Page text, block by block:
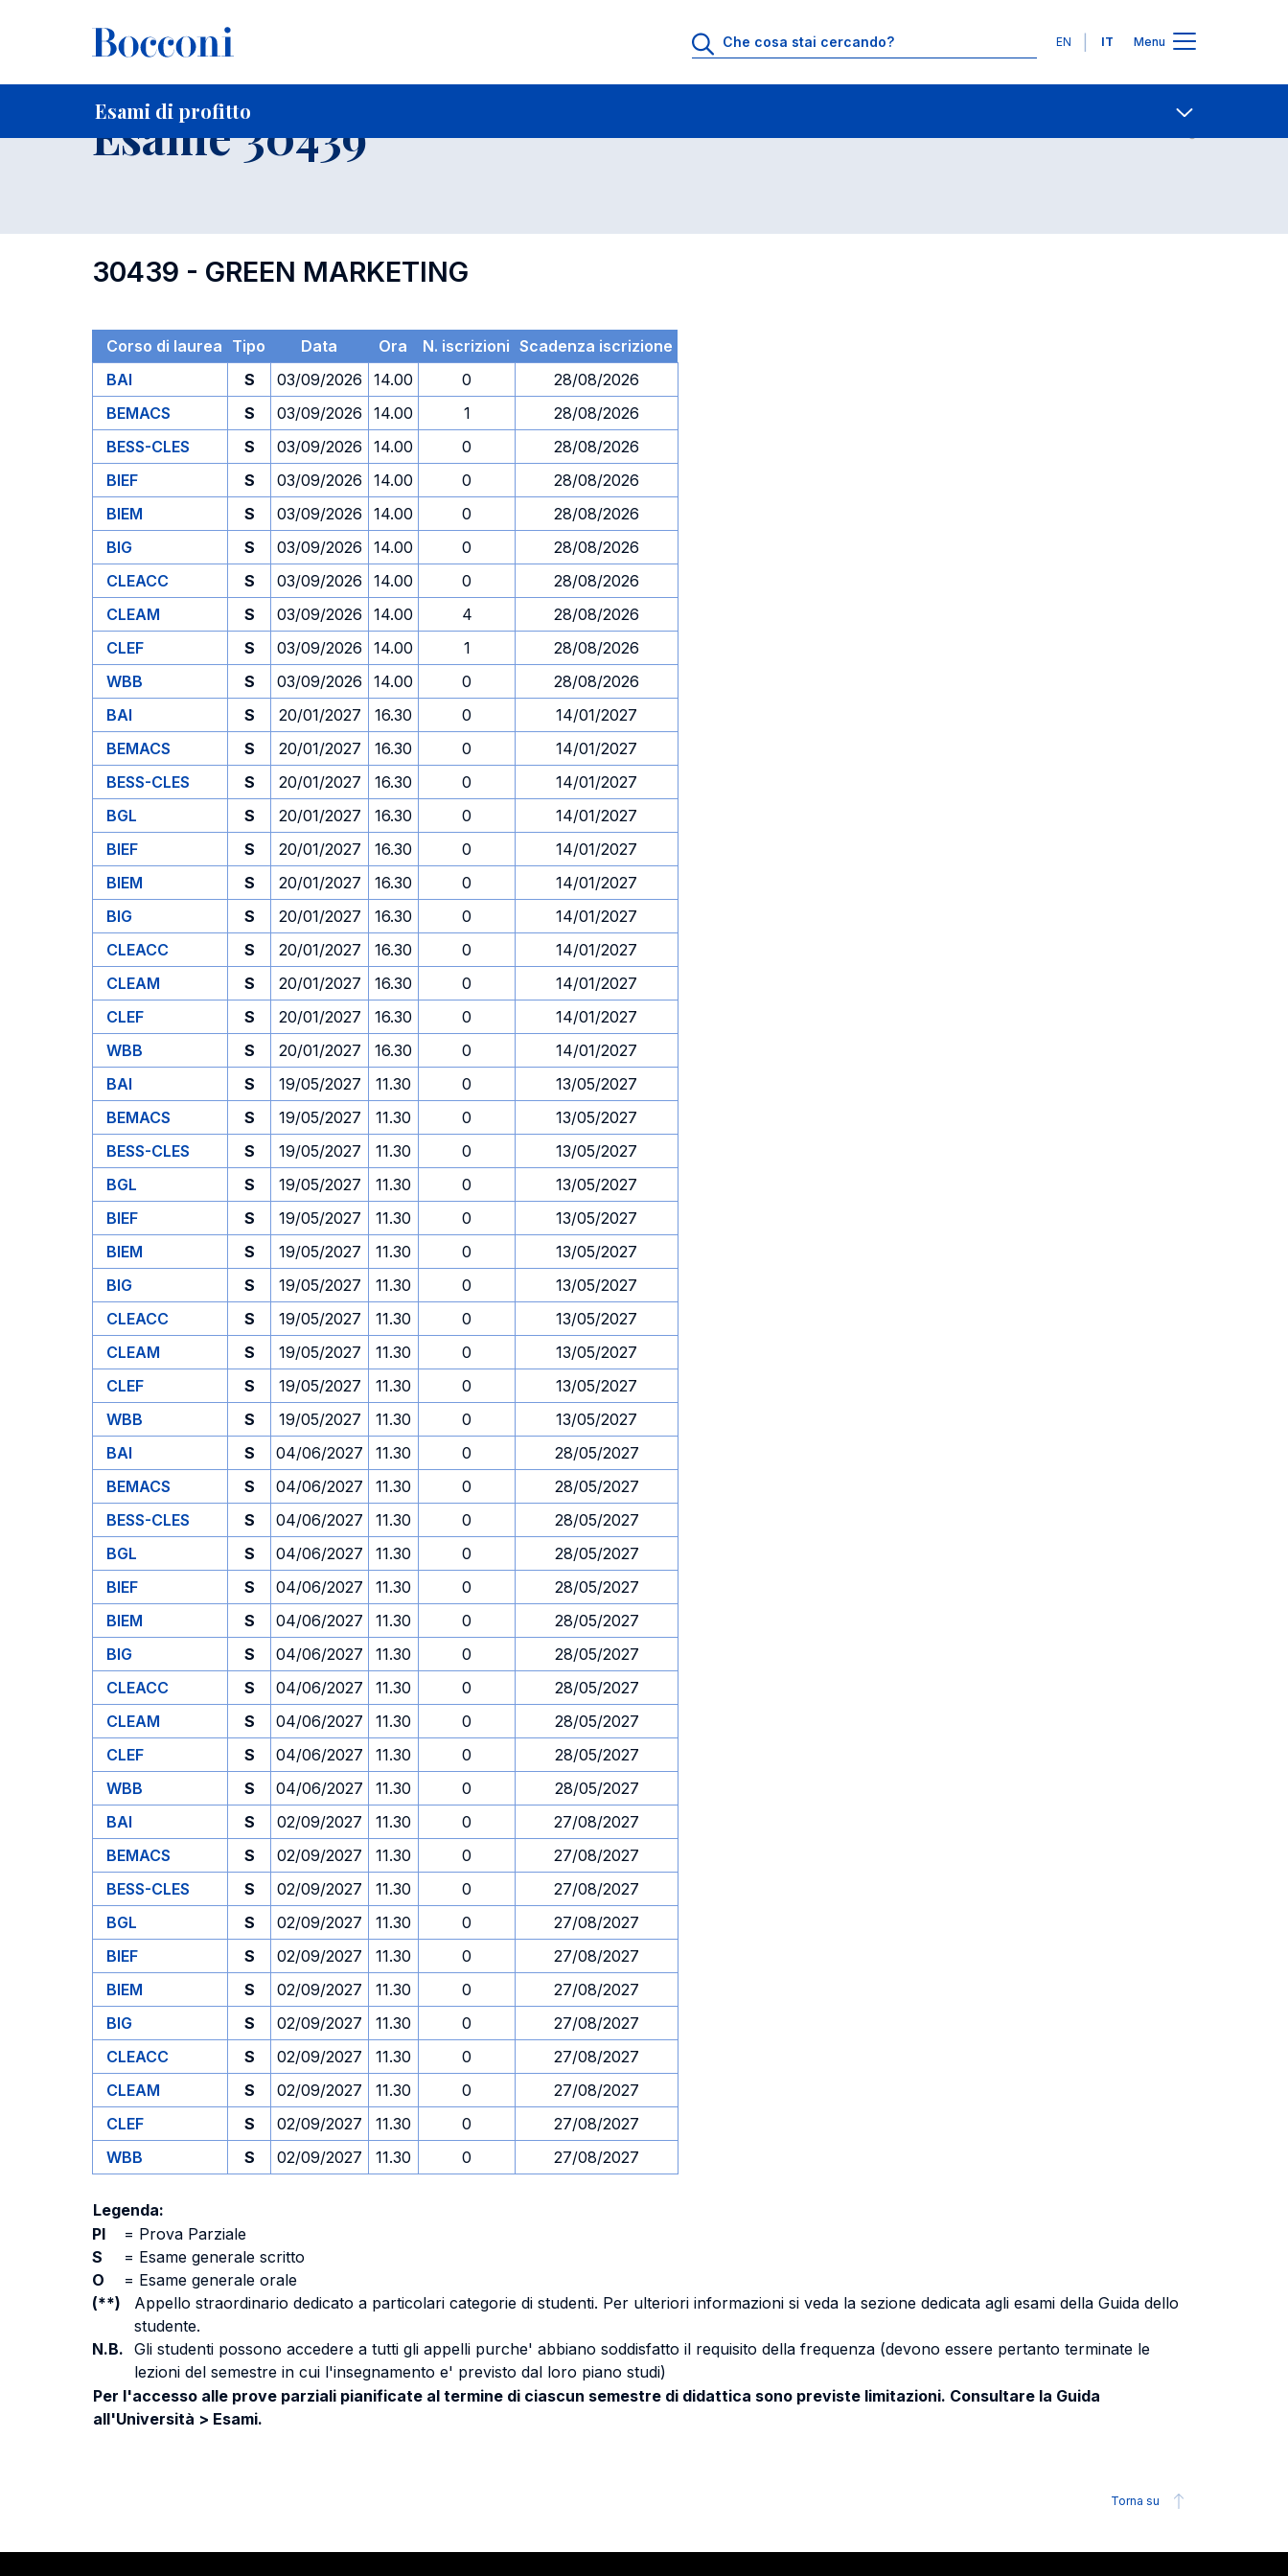
Lingue
EN IT Menu
Esami di profitto
Home Per studenti iscritti Contatti
Esame 30439
30439 - GREEN MARKETING
Corso di laurea Tipo Data Ora N. iscrizioni Scadenza iscrizione
BAI
S 03/09/2026 14.00 0
28/08/2026
BEMACS
S 03/09/2026 14.00 1
28/08/2026
BESS-CLES
S 03/09/2026 14.00 0
28/08/2026
BIEF
S 03/09/2026 14.00 0
28/08/2026
BIEM
S 03/09/2026 14.00 0
28/08/2026
BIG
S 03/09/2026 14.00 0
28/08/2026
CLEACC
S 03/09/2026 14.00 0
28/08/2026
CLEAM
S 03/09/2026 14.00 4
28/08/2026
CLEF
S 03/09/2026 14.00 1
28/08/2026
WBB
S 03/09/2026 14.00 0
28/08/2026
BAI
S 20/01/2027 16.30 0
14/01/2027
BEMACS
S 20/01/2027 16.30 0
14/01/2027
BESS-CLES
S 20/01/2027 16.30 0
14/01/2027
BGL
S 20/01/2027 16.30 0
14/01/2027
BIEF
S 20/01/2027 16.30 0
14/01/2027
BIEM
S 20/01/2027 16.30 0
14/01/2027
BIG
S 20/01/2027 16.30 0
14/01/2027
CLEACC
S 20/01/2027 16.30 0
14/01/2027
CLEAM
S 20/01/2027 16.30 0
14/01/2027
CLEF
S 20/01/2027 16.30 0
14/01/2027
WBB
S 20/01/2027 16.30 0
14/01/2027
BAI
S 19/05/2027 11.30 0
13/05/2027
BEMACS
S 19/05/2027 11.30 0
13/05/2027
BESS-CLES
S 19/05/2027 11.30 0
13/05/2027
BGL
S 19/05/2027 11.30 0
13/05/2027
BIEF
S 19/05/2027 11.30 0
13/05/2027
BIEM
S 19/05/2027 11.30 0
13/05/2027
BIG
S 19/05/2027 11.30 0
13/05/2027
CLEACC
S 19/05/2027 11.30 0
13/05/2027
CLEAM
S 19/05/2027 11.30 0
13/05/2027
CLEF
S 19/05/2027 11.30 0
13/05/2027
WBB
S 19/05/2027 11.30 0
13/05/2027
BAI
S 04/06/2027 11.30 0
28/05/2027
BEMACS
S 04/06/2027 11.30 0
28/05/2027
BESS-CLES
S 04/06/2027 11.30 0
28/05/2027
BGL
S 04/06/2027 11.30 0
28/05/2027
BIEF
S 04/06/2027 11.30 0
28/05/2027
BIEM
S 04/06/2027 11.30 0
28/05/2027
BIG
S 04/06/2027 11.30 0
28/05/2027
CLEACC
S 04/06/2027 11.30 0
28/05/2027
CLEAM
S 04/06/2027 11.30 0
28/05/2027
CLEF
S 04/06/2027 11.30 0
28/05/2027
WBB
S 04/06/2027 11.30 0
28/05/2027
BAI
S 02/09/2027 11.30 0
27/08/2027
BEMACS
S 02/09/2027 11.30 0
27/08/2027
BESS-CLES
S 02/09/2027 11.30 0
27/08/2027
BGL
S 02/09/2027 11.30 0
27/08/2027
BIEF
S 02/09/2027 11.30 0
27/08/2027
BIEM
S 02/09/2027 11.30 0
27/08/2027
BIG
S 02/09/2027 11.30 0
27/08/2027
CLEACC
S 02/09/2027 11.30 0
27/08/2027
CLEAM
S 02/09/2027 11.30 0
27/08/2027
CLEF
S 02/09/2027 11.30 0
27/08/2027
WBB
S 02/09/2027 11.30 0 27/08/2027
Legenda:
PI
= Prova Parziale
S
= Esame generale scritto
O
= Esame generale orale
(**)
Appello straordinario dedicato a particolari categorie di studenti. Per ulteriori informazioni si veda la sezione dedicata agli esami della Guida dello
studente.
N.B. Gli studenti possono accedere a tutti gli appelli purche' abbiano soddisfatto il requisito della frequenza (devono essere pertanto terminate le
lezioni del semestre in cui l'insegnamento e' previsto dal loro piano studi)
Per l'accesso alle prove parziali pianificate al termine di ciascun semestre di didattica sono previste limitazioni. Consultare la Guida
all'Università > Esami.
Torna su